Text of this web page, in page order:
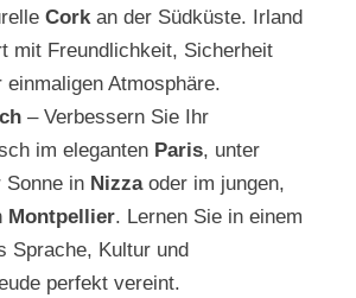
Cork an der Südküste. Irland
mit Freundlichkeit, Sicherheit
einmaligen Atmosphäre.
– Verbessern Sie Ihr
im eleganten Paris, unter
Sonne in Nizzaoder im jungen,
Montpellier. Lernen Sie in einem
Sprache, Kultur und
perfekt vereint.